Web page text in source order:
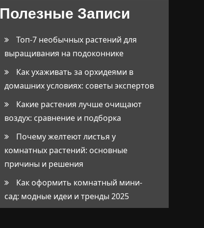
Полезные Записи
Топ-7 необычных растений для
выращивания на подоконнике
Как ухаживать за орхидеями в
домашних условиях: советы экспертов
Какие растения лучше очищают
воздух: сравнение и подборка
Почему желтеют листья у
комнатных растений: основные
причины и решения
Как оформить комнатный мини-
сад: модные идеи и тренды 2025